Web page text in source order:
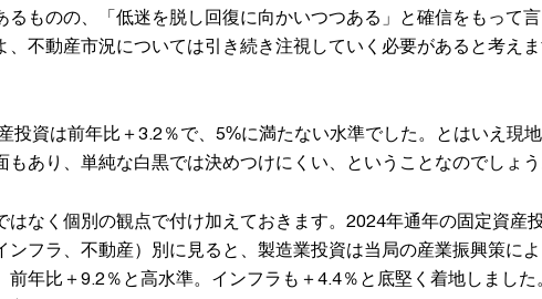
るものの、「低迷を脱し回復に向かいつつある」と確信をもって
、不動産市況については引き続き注視していく必要があると考えま
投資は前年比＋3.2％で、5%に満たない水準でした。とはいえ現
もあり、単純な白黒では決めつけにくい、ということなのでしょう
はなく個別の観点で付け加えておきます。2024年通年の固定資産
ンフラ、不動産）別に見ると、製造業投資は当局の産業振興策に
前年比＋9.2％と高水準。インフラも＋4.4％と底堅く着地しまし